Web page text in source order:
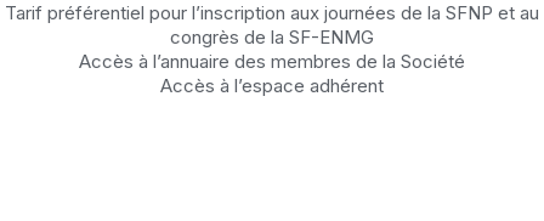
Tarif préférentiel pour l’inscription aux journées de la SFNP et au
congrès de la SF-ENMG
Accès à l’annuaire des membres de la Société
Accès à l’espace adhérent